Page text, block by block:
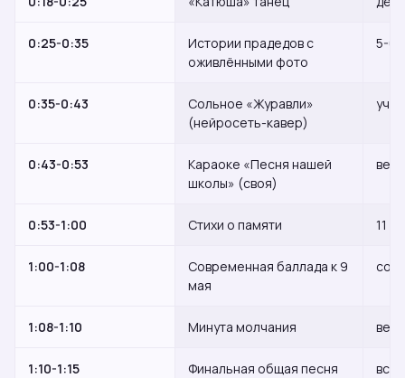
0:25-0:35
Истории прадедов с
оживлёнными фото
5-6
0:35-0:43
Сольное «Журавли»
(нейросеть-кавер)
0:43-0:53
Караоке «Песня нашей
школы» (своя)
0:53-1:00 Стихи о памяти 11
1:00-1:08
Современная баллада к 9
мая
1:08-1:10 Минута молчания
1:10-1:15 Финальная общая песня все